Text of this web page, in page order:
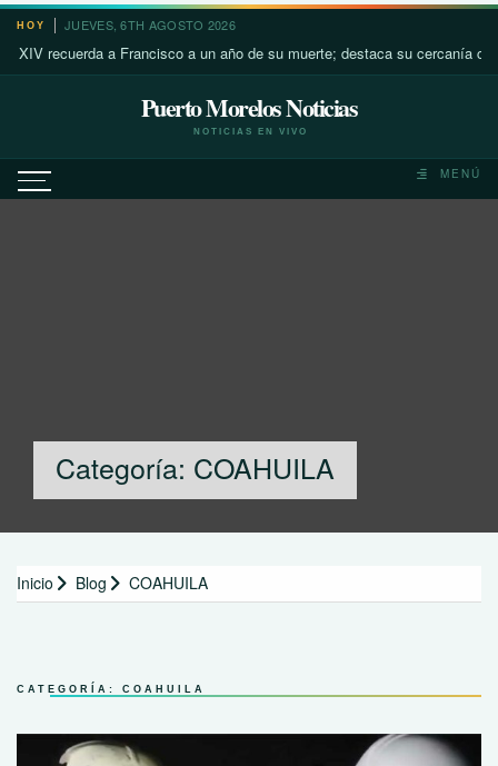
Saltar
contenido
HOY JUEVES, 6TH AGOSTO 2026
a Francisco a un año de su muerte; destaca su cercanía con los más
Puerto Morelos Noticias
NOTICIAS EN VIVO
MENÚ
Categoría: COAHUILA
Inicio Blog COAHUILA
CATEGORÍA: COAHUILA